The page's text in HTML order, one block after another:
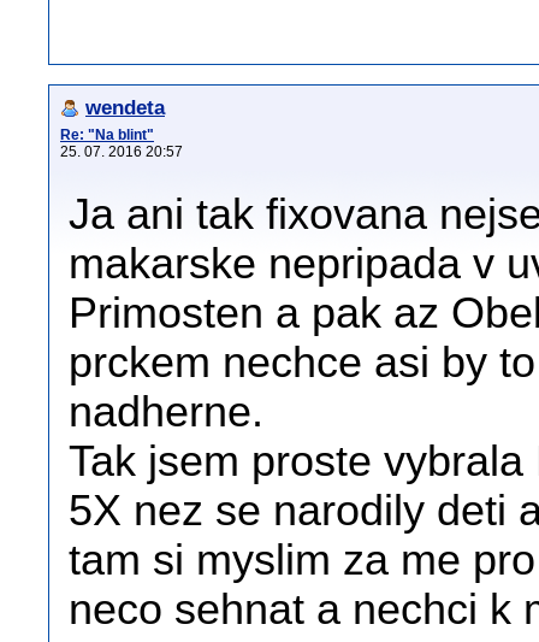
wendeta
Re: "Na blint"
25. 07. 2016 20:57
Ja ani tak fixovana
makarske nepripada v
Primosten a pak az
prckem nechce asi by
nadherne.
Tak jsem proste
5X nez se narodily deti
tam si myslim za me
neco sehnat a nechci k